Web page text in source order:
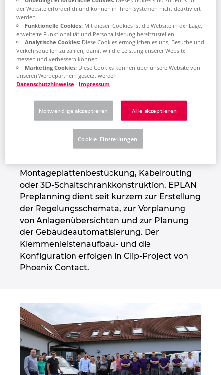
an. Dazu natürlich auch Service,
Instandhaltung und Fernwartung.”
Praktisch seit der Gründung werden
Softwarelösungen und Services von EPLAN
dabei genutzt. „EPLAN unterstützt uns
durchgängig von der Angebotserstellung bis
zum Service und Wartung,“ erklärt Armin
Schwarze, Konstruktionsleiter bei Protec
Technologies. EPLAN Electric P8 wird etwa
Stücklistenerstellung, Artikelverwaltung und
Etikettengenerierung eingesetzt, EPLAN
Montageplattenbestückung, Kabelrouting
oder 3D-Schaltschrankkonstruktion. EPLAN
Preplanning dient seit kurzem zur Erstellung
der Regelungsschemata, zur Vorplanung
von Anlagenübersichten und zur Planung
der Gebäudeautomatisierung. Der
Klemmenleistenaufbau- und die
Konfiguration erfolgen in Clip-Project von
Phoenix Contact.
Polen
Portugal
Rumänien
Schweden
Slowakei
Slowenien
Spanien
Südafrika
Thailand
Tschechische Republik
Türkei
der Website erforderlich und können in Ihren Systemen nicht deaktiviert
werden
Funktionelle Cookies:Mit diesen Cookies ist die Website in der Lage,
erweiterte Funktionalität und Personalisierung bereitzustellen
Analytische Cookies:Diese Cookies ermöglichen es uns, Besuche und
Verkehrsquellen zu zählen, damit wir die Leistung unserer Website
messen und verbessern können
Marketing Cookies:Diese Cookies können über unsere Website von
unseren Werbepartnern gesetzt werden
Datenschutzhinweise
Impressum
Notwendige akzeptieren Alle akzeptieren
Cookie-Einstellungen